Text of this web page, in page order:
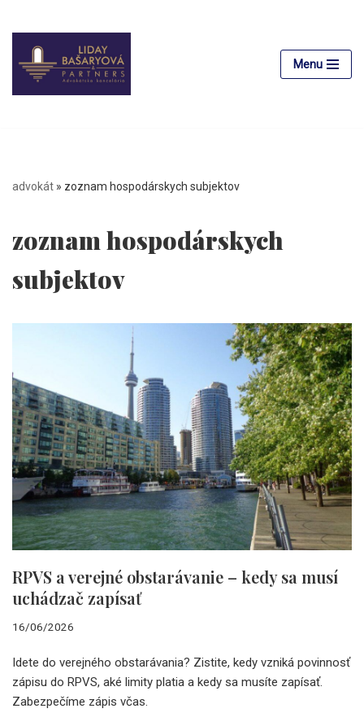
Preskočiť
na
obsah
Menu
advokát » zoznam hospodárskych subjektov
zoznam hospodárskych
subjektov
RPVS a verejné obstarávanie – kedy sa musí
uchádzač zapísať
16/06/2026
Idete do verejného obstarávania? Zistite, kedy vzniká povinnosť
zápisu do RPVS, aké limity platia a kedy sa musíte zapísať.
Zabezpečíme zápis včas.